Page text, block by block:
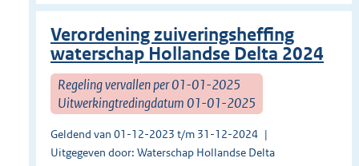
Verordening zuiveringsheffing
waterschap Hollandse Delta 2024
Regeling vervallen per 01-01-2025
Uitwerkingtredingdatum 01-01-2025
Geldend van 01-12-2023 t/m 31-12-2024
Uitgegeven door: Waterschap Hollandse Delta